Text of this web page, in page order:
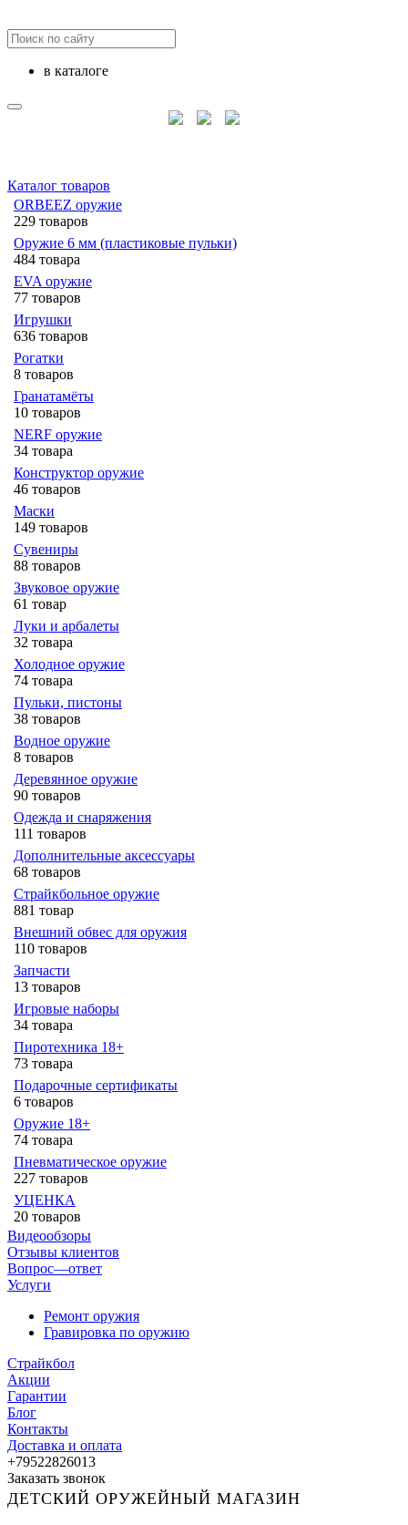
в каталоге
Каталог товаров
ORBEEZ оружие
229 товаров
Оружие 6 мм (пластиковые пульки)
484 товара
EVA оружие
77 товаров
Игрушки
636 товаров
Рогатки
8 товаров
Гранатамёты
10 товаров
NERF оружие
34 товара
Конструктор оружие
46 товаров
Маски
149 товаров
Сувениры
88 товаров
Звуковое оружие
61 товар
Луки и арбалеты
32 товара
Холодное оружие
74 товара
Пульки, пистоны
38 товаров
Водное оружие
8 товаров
Деревянное оружие
90 товаров
Одежда и снаряжения
111 товаров
Дополнительные аксессуары
68 товаров
Страйкбольное оружие
881 товар
Внешний обвес для оружия
110 товаров
Запчасти
13 товаров
Игровые наборы
34 товара
Пиротехника 18+
73 товара
Подарочные сертификаты
6 товаров
Оружие 18+
74 товара
Пневматическое оружие
227 товаров
УЦЕНКА
20 товаров
Видеообзоры
Отзывы клиентов
Вопрос—ответ
Услуги
Ремонт оружия
Гравировка по оружию
Страйкбол
Акции
Гарантии
Блог
Контакты
Доставка и оплата
+79522826013
Заказать звонок
ДЕТСКИЙ ОРУЖЕЙНЫЙ МАГАЗИН